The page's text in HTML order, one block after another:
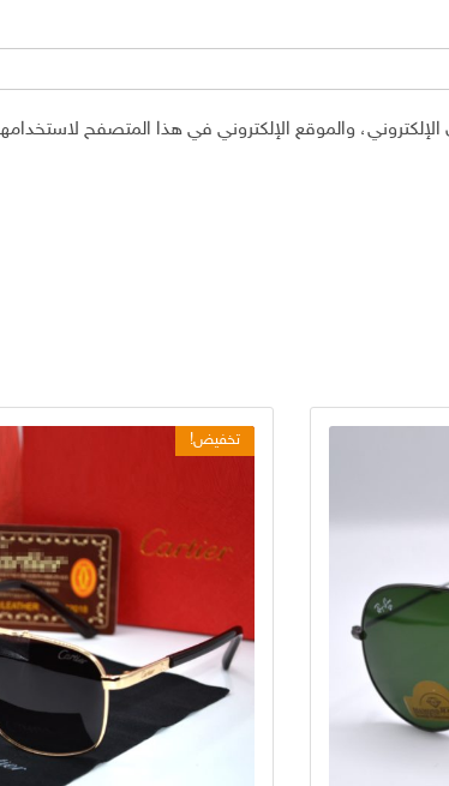
والموقع الإلكتروني في هذا المتصفح
تخفيض!